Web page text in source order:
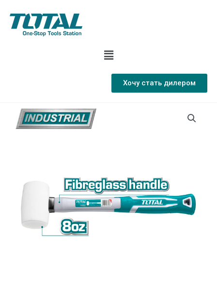
Хочу стать дилером